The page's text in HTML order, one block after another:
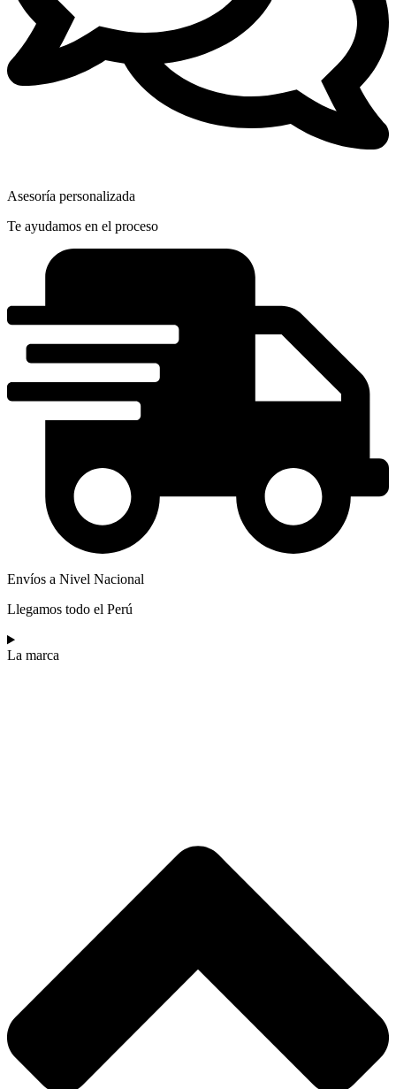
Asesoría personalizada
Te ayudamos en el proceso
Envíos a Nivel Nacional
Llegamos todo el Perú
La marca​